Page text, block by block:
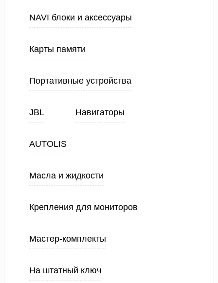
NAVI блоки и аксессуары
Карты памяти
Портативные устройства
JBL Навигаторы
AUTOLIS
Масла и жидкости
Крепления для мониторов
Мастер-комплекты
На штатный ключ